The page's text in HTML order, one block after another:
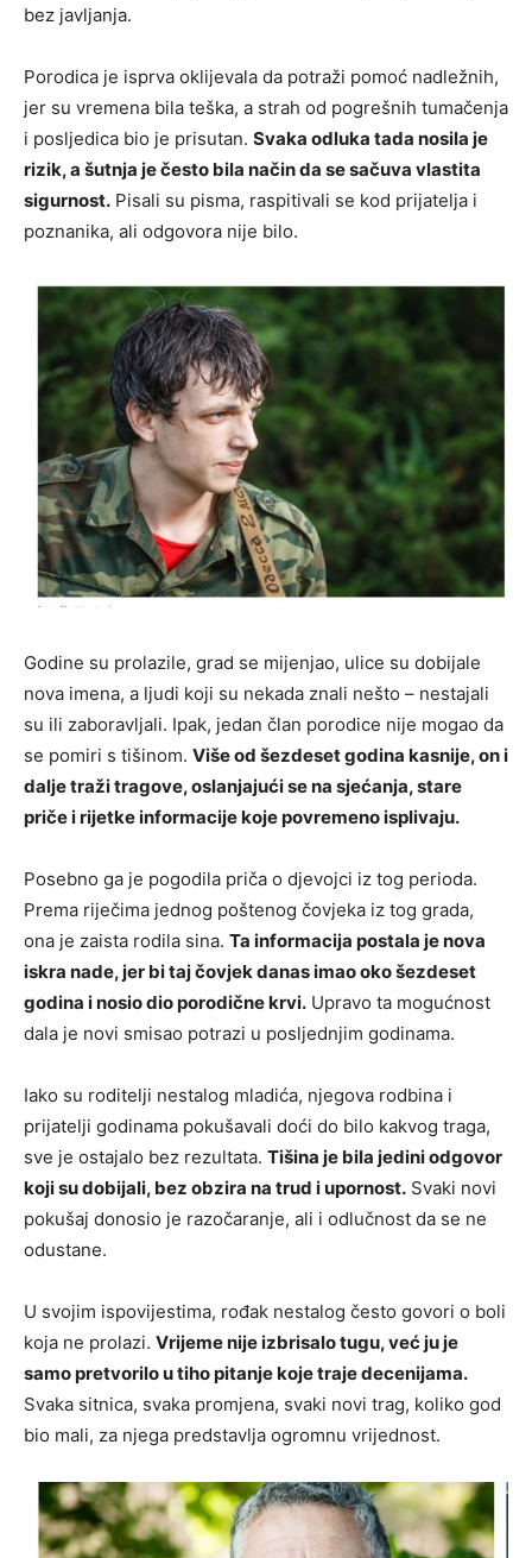
bez javljanja.
Porodica je isprva oklijevala da potraži pomoć nadležnih,
jer su vremena bila teška, a strah od pogrešnih tumačenja
i posljedica bio je prisutan. Svaka odluka tada nosila je
rizik, a šutnja je često bila način da se sačuva vlastita
sigurnost. Pisali su pisma, raspitivali se kod prijatelja i
poznanika, ali odgovora nije bilo.
Godine su prolazile, grad se mijenjao, ulice su dobijale
nova imena, a ljudi koji su nekada znali nešto – nestajali
su ili zaboravljali. Ipak, jedan član porodice nije mogao da
se pomiri s tišinom. Više od šezdeset godina kasnije, on i
dalje traži tragove, oslanjajući se na sjećanja, stare
priče i rijetke informacije koje povremeno isplivaju.
Posebno ga je pogodila priča o djevojci iz tog perioda.
Prema riječima jednog poštenog čovjeka iz tog grada,
ona je zaista rodila sina. Ta informacija postala je nova
iskra nade, jer bi taj čovjek danas imao oko šezdeset
godina i nosio dio porodične krvi. Upravo ta mogućnost
dala je novi smisao potrazi u posljednjim godinama.
Iako su roditelji nestalog mladića, njegova rodbina i
prijatelji godinama pokušavali doći do bilo kakvog traga,
sve je ostajalo bez rezultata. Tišina je bila jedini odgovor
koji su dobijali, bez obzira na trud i upornost. Svaki novi
pokušaj donosio je razočaranje, ali i odlučnost da se ne
odustane.
U svojim ispovijestima, rođak nestalog često govori o boli
koja ne prolazi. Vrijeme nije izbrisalo tugu, već ju je
samo pretvorilo u tiho pitanje koje traje decenijama.
Svaka sitnica, svaka promjena, svaki novi trag, koliko god
bio mali, za njega predstavlja ogromnu vrijednost.